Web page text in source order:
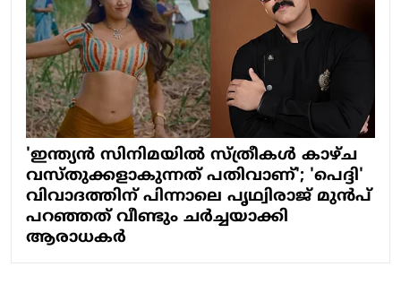
'ഇന്ത്യൻ സിനിമയിൽ സ്ത്രീകൾ കാഴ്ച‌
വസ്തുക്കളാകുന്നത് പതിവാണ്'; 'പെദ്ദി'
വിവാദത്തിന് പിന്നാലെ പൃഥ്വിരാജ് മുൻപ്
പറഞ്ഞത് വീണ്ടും ചർച്ചയാക്കി
ആരാധകർ